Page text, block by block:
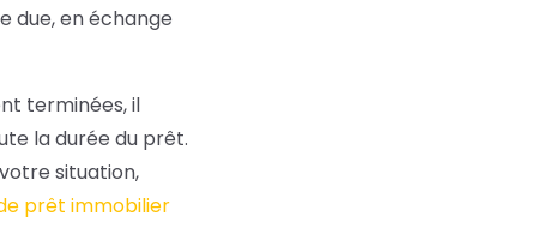
due, en échange
terminées, il
la durée du prêt.
situation,
prêt immobilier